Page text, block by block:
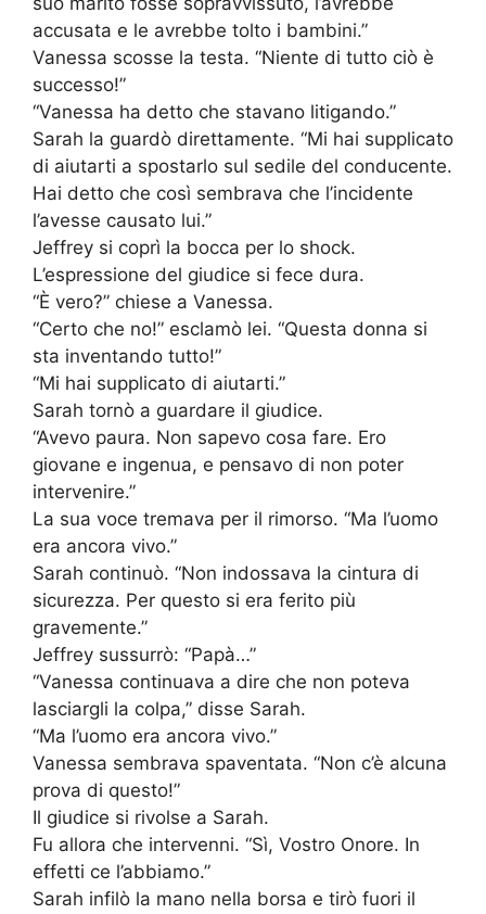
accusata e le avrebbe tolto i bambini.”
Vanessa scosse la testa. “Niente di tutto ciò è
successo!”
“Vanessa ha detto che stavano litigando.”
Sarah la guardò direttamente. “Mi hai supplicato
di aiutarti a spostarlo sul sedile del conducente.
Hai detto che così sembrava che l’incidente
l’avesse causato lui.”
Jeffrey si coprì la bocca per lo shock.
L’espressione del giudice si fece dura.
“È vero?” chiese a Vanessa.
“Certo che no!” esclamò lei. “Questa donna si
sta inventando tutto!”
“Mi hai supplicato di aiutarti.”
Sarah tornò a guardare il giudice.
“Avevo paura. Non sapevo cosa fare. Ero
giovane e ingenua, e pensavo di non poter
intervenire.”
La sua voce tremava per il rimorso. “Ma l’uomo
era ancora vivo.”
Sarah continuò. “Non indossava la cintura di
sicurezza. Per questo si era ferito più
gravemente.”
Jeffrey sussurrò: “Papà…”
“Vanessa continuava a dire che non poteva
lasciargli la colpa,” disse Sarah.
“Ma l’uomo era ancora vivo.”
Vanessa sembrava spaventata. “Non c’è alcuna
prova di questo!”
Il giudice si rivolse a Sarah.
Fu allora che intervenni. “Sì, Vostro Onore. In
effetti ce l’abbiamo.”
Sarah infilò la mano nella borsa e tirò fuori il